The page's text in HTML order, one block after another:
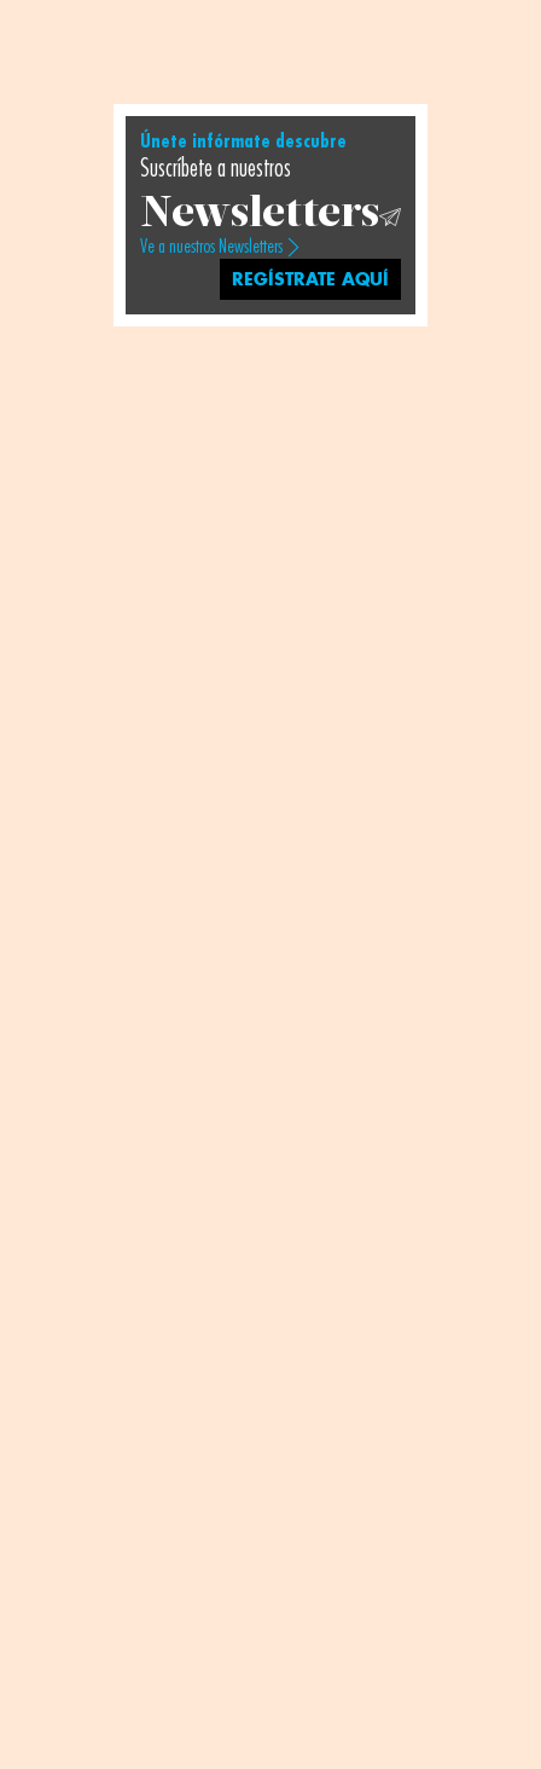
Únete infórmate descubre
Suscríbete a nuestros
Newsletters
Ve a nuestros Newsletters
REGÍSTRATE AQUÍ